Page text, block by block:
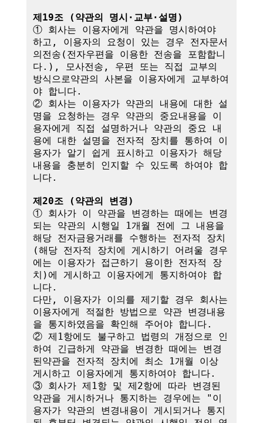
제19조 (약관의 명시·교부·설명)
① 회사는 이용자에게 약관을 명시하여야
하고, 이용자의 요청이 있는 경우 전자문서
의전송(전자우편을 이용한 전송을 포함합니
다.), 모사전송, 우편 또는 직접 교부의
방식으로약관의 사본을 이용자에게 교부하여
야 합니다.
② 회사는 이용자가 약관의 내용에 대한 설
명을 요청하는 경우 약관의 중요내용을 이
용자에게 직접 설명하거나 약관의 중요 내
용에 대한 설명을 전자적 장치를 통하여 이
용자가 알기 쉽게 표시하고 이용자가 해당
내용을 충분히 인지할 수 있도록 하여야 합
니다.
제20조 (약관의 변경)
① 회사가 이 약관을 변경하는 때에는 변경
되는 약관의 시행일 1개월 전에 그 내용을
해당 전자금융거래를 수행하는 전자적 장치
(해당 전자적 장치에 게시하기 어려울 경우
에는 이용자가 접근하기 용이한 전자적 장
치)에 게시하고 이용자에게 통지하여야 합
니다.
다만, 이용자가 이의를 제기할 경우 회사는
이용자에게 적절한 방법으로 약관 변경내용
을 통지하였음을 확인해 주어야 합니다.
② 제1항에도 불구하고 법령의 개정으로 인
하여 긴급하게 약관을 변경한 때에는 변경
된약관을 전자적 장치에 최소 1개월 이상
게시하고 이용자에게 통지하여야 합니다.
③ 회사가 제1항 및 제2항에 따라 변경된
약관을 게시하거나 통지하는 경우에는 "이
용자가 약관의 변경내용이 게시되거나 통지